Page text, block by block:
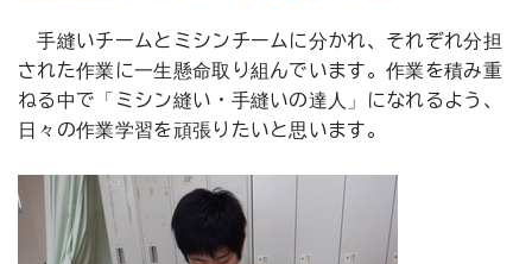
手縫いチームとミシンチームに分かれ、それぞれ分担
された作業に一生懸命取り組んでいます。作業を積み重
ねる中で「ミシン縫い・手縫いの達人」になれるよう、
日々の作業学習を頑張りたいと思います。